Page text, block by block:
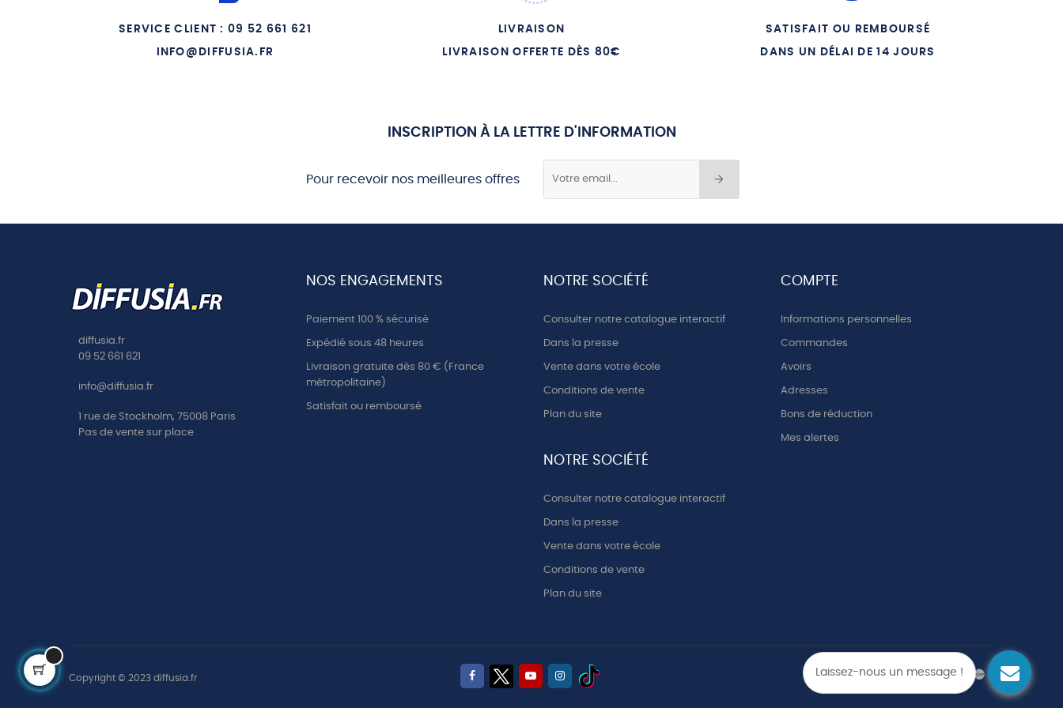
Laissez-nous un message !
SERVICE CLIENT : 09 52 661 621
INFO@DIFFUSIA.FR
LIVRAISON
LIVRAISON OFFERTE DÈS 80€
SATISFAIT OU REMBOURSÉ
DANS UN DÉLAI DE 14 JOURS
INSCRIPTION À LA LETTRE D'INFORMATION
Pour recevoir nos meilleures offres
diffusia.fr
09 52 661 621
info@diffusia.fr
1 rue de Stockholm, 75008 Paris
Pas de vente sur place
NOS ENGAGEMENTS
Paiement 100 % sécurisé
Expédié sous 48 heures
Livraison gratuite dès 80 € (France
métropolitaine)
Satisfait ou remboursé
NOTRE SOCIÉTÉ
Consulter notre catalogue interactif
Dans la presse
Vente dans votre école
Conditions de vente
Plan du site
NOTRE SOCIÉTÉ
Consulter notre catalogue interactif
Dans la presse
Vente dans votre école
Conditions de vente
Plan du site
COMPTE
Informations personnelles
Commandes
Avoirs
Adresses
Bons de réduction
Mes alertes
Copyright © 2023 diffusia.fr